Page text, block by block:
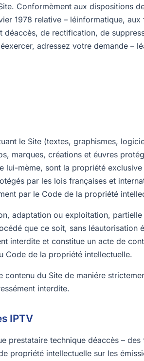
Conformèment aux dispositions
1978 relative – léinformatique,
déaccès, de rectification, de
adressez votre demande –
le Site (textes, graphismes,
marques, créations et éuvres
lui-mème, sont la propriété exclusive
par les lois françaises et
par le Code de la propriété
adaptation ou exploitation,
que ce soit, sans léautorisation
interdite et constitue un acte de
Code de la propriété intellectuelle.
contenu du Site de maniére
interdite.
IPTV
prestataire technique déaccès –
propriété intellectuelle sur les